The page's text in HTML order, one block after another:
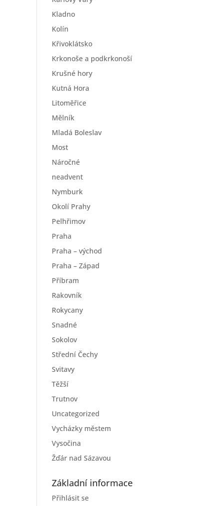
Kladno
Kolín
Křivoklátsko
Krkonoše a podkrkonoší
Krušné hory
Kutná Hora
Litoměřice
Mělník
Mladá Boleslav
Most
Náročné
neadvent
Nymburk
Okolí Prahy
Pelhřimov
Praha
Praha – východ
Praha – Západ
Příbram
Rakovník
Rokycany
Snadné
Sokolov
Střední Čechy
Svitavy
Těžší
Trutnov
Uncategorized
Vycházky městem
Vysočina
Žďár nad Sázavou
Základní informace
Přihlásit se